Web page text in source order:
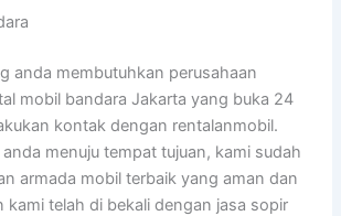
anda membutuhkan perusahaan
mobil bandara Jakarta yang buka 24
kontak dengan rentalanmobil.
menuju tempat tujuan, kami sudah
armada mobil terbaik yang aman dan
kami telah di bekali dengan jasa sopir